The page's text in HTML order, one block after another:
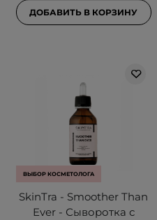
ДОБАВИТЬ В КОРЗИНУ
ВЫБОР КОСМЕТОЛОГА
SkinTra - Smoother Than
Ever - Сыворотка с